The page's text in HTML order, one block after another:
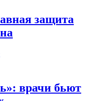
защита
врачи бьют